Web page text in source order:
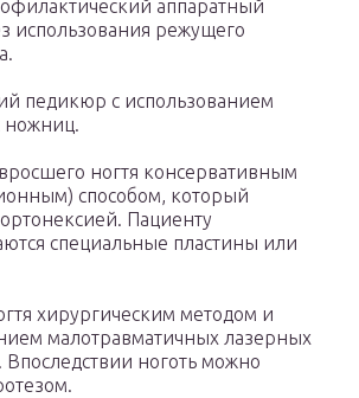
аппаратный
использования режущего
педикюр с использованием
ножниц.
ногтя консервативным
способом, который
Пациенту
специальные пластины или
хирургическим методом и
малотравматичных лазерных
Впоследствии ноготь можно